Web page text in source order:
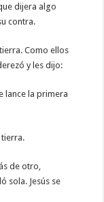
dijera algo
contra.
Como ellos
y les dijo:
lance la primera
tierra.
de otro,
sola. Jesús se